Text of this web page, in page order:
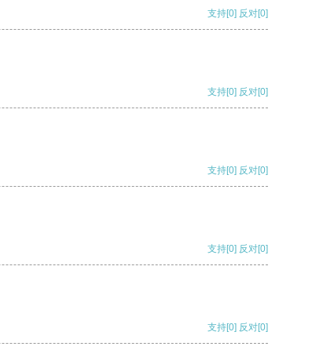
支持[0] 反对[0]
支持[0] 反对[0]
支持[0] 反对[0]
支持[0] 反对[0]
支持[0] 反对[0]